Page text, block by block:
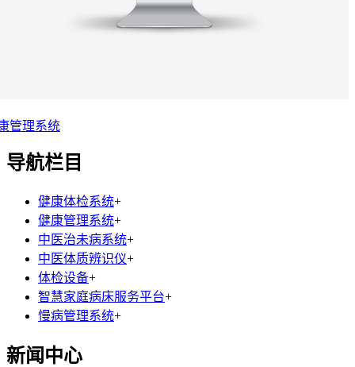
管理系统
导航栏目
健康体检系统+
健康管理系统+
中医治未病系统+
中医体质辨识仪+
体检设备+
智慧家庭病床服务平台+
慢病管理系统+
新闻中心